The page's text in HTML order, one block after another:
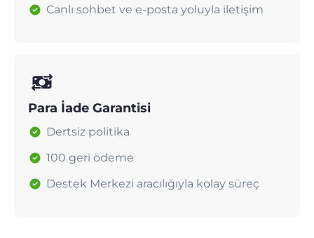
Canlı sohbet ve e-posta yoluyla iletişim
Para İade Garantisi
Dertsiz politika
100 geri ödeme
Destek Merkezi aracılığıyla kolay süreç